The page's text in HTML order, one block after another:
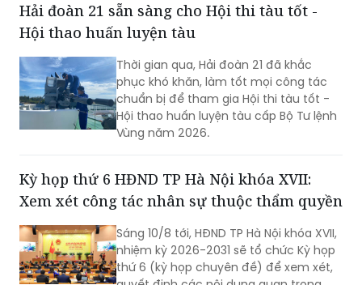
phát triển của quê hương.
Hải đoàn 21 sẵn sàng cho Hội thi tàu tốt -
Hội thao huấn luyện tàu
Thời gian qua, Hải đoàn 21 đã khắc
phục khó khăn, làm tốt mọi công tác
chuẩn bị để tham gia Hội thi tàu tốt -
Hội thao huấn luyện tàu cấp Bộ Tư lệnh
Vùng năm 2026.
Kỳ họp thứ 6 HĐND TP Hà Nội khóa XVII:
Xem xét công tác nhân sự thuộc thẩm quyền
Sáng 10/8 tới, HĐND TP Hà Nội khóa XVII,
nhiệm kỳ 2026-2031 sẽ tổ chức Kỳ họp
thứ 6 (kỳ họp chuyên đề) để xem xét,